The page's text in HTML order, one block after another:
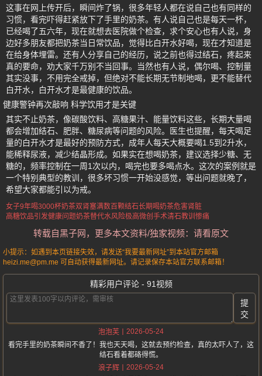
这事在网上传开后，瞬间炸了锅，很多年轻人都在说自己也有同样的
习惯，看完吓得赶紧放下了手里的奶茶。有人说自己也是每天一杯，
已经喝了五六年，现在就想去医院做个检查，求个安心也有人说，身
边好多朋友都把奶茶当日常饮品，觉得比白开水好喝，现在才知道是
在给身体埋雷。还有人分享自己的经历，说之前也得过结石，疼起来
真的要命，劝大家千万别不当回事。当然也有人说，偶尔喝、控制量
其实没事，不用完全戒掉，但绝对不能长期无节制地喝，更不能替代
白开水，白开水才是最健康的饮品。
健康警钟再次敲响 科学饮用才是关键
其实不止奶茶，像碳酸饮料、高糖果汁、能量饮料这些，长期大量喝
都会增加结石、肥胖、糖尿病等问题的风险。医生也提醒，每天喝足
量的白开水才是最好的预防方式，成年人每天大概要喝1.5到2升水，
能稀释尿液，减少结晶形成。如果实在想喝奶茶，建议选择少糖、无
糖的，频率控制在一周1次以内，喝完也要多喝点水。这次的案例就是
一个特别典型的教训，很多坏习惯一开始没感觉，等出问题就晚了，
希望大家都能引以为戒。
女子9年喝3000杯奶茶双肾塞满数百颗结石长期喝奶茶危害肾脏
高糖饮品引发健康问题奶茶替代水风险极高微创手术清石教训惨痛
转载自黑子网，更多本文资料/独家视频：请看原文
小提示：如遇到本页链接失效，请发送“我要最新网址”到本站官方邮箱
heizi.me@pm.me 可自动获得最新网址。请记录保存本站官方联系邮箱！
精彩用户评论 - 91视频
提
交
泡泡芙
2026-05-24
看完手里的奶茶瞬间不香了！我也天天喝，这就去预约检查，真的太吓人了，这
结石看着都硌得慌。
浪子辉
2026-05-24